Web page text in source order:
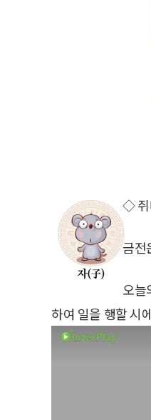
◇ 쥐
금전
오늘
하여 일을 행할 시